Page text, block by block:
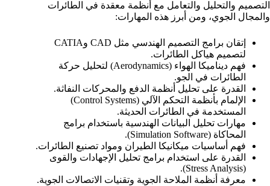
التصميم والتحليل والتعامل مع أنظمة معقدة في الطائرات
والمجال الجوي، ومن أبرز هذه المهارات:
إتقان برامج التصميم الهندسي مثل CAD وCATIA
لتصميم هياكل الطائرات.
فهم ديناميكا الهواء (Aerodynamics) لتحليل حركة
الطائرات في الجو.
القدرة على تحليل أنظمة الدفع والمحركات النفاثة.
الإلمام بأنظمة التحكم الآلي (Control Systems)
المستخدمة في الطائرات الحديثة.
مهارات تحليل البيانات الهندسية باستخدام برامج
المحاكاة (Simulation Software).
فهم أساسيات ميكانيكا الطيران ومواد تصنيع الطائرات.
القدرة على استخدام برامج تحليل الإجهادات والقوى
(Stress Analysis).
معرفة أنظمة الملاحة الجوية وتقنيات الاتصالات الجوية.